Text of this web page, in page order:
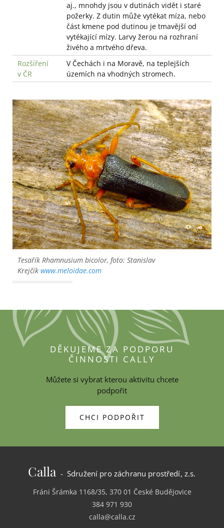
aj., mnohdy jsou v dutinách vidět i staré
požerky. Z dutin může vytékat míza, nebo
část kmene pod dutinou je tmavější od
vytékající mízy. Larvy žerou na rozhraní
živého a mrtvého dřeva.
Rozšíření
v ČR
V Čechách i na Moravě, na teplejších
územích na vhodných stromech.
Tesařík Rhamnusium bicolor, foto: Stanislav
Krejčík www.meloidae.com
DĚKUJEME ZA PODPORU
ČINNOSTI CALLY
Můžete si vybrat kterou aktivitu chcete
podpořit
CHCI PODPOŘIT
Calla - Sdružení pro záchranu prostředí, z.s.
Fráni Šrámka 1168/35, 370 01 České Budějovice
384 971 930
calla@calla.cz